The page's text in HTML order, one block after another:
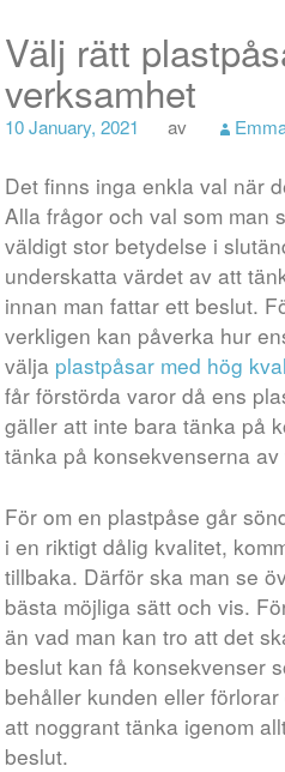
Välj rätt
verksamhet
10 January, 2021 av
Det finns inga enkla val när
Alla frågor och val som man
väldigt stor betydelse i
underskatta värdet av att
innan man fattar ett beslut.
verkligen kan påverka hur
välja plastpåsar med hög
får förstörda varor då ens
gäller att inte bara tänka på
tänka på konsekvenserna
För om en plastpåse går
i en riktigt dålig kvalitet,
tillbaka. Därför ska man se
bästa möjliga sätt och vis.
än vad man kan tro att det
beslut kan få konsekvenser
behåller kunden eller
att noggrant tänka igenom
beslut.